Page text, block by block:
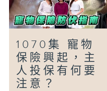
1070集 寵物
保險興起，主
人投保有何要
注意？